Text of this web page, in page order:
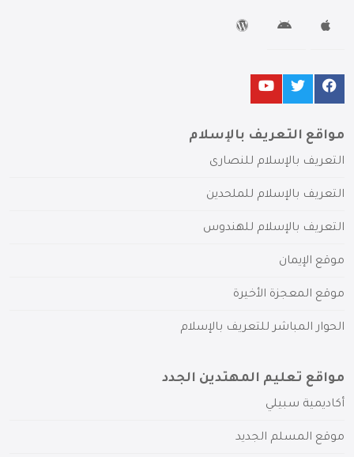
مواقع التعريف بالإسلام
التعريف بالإسلام للنصارى
التعريف بالإسلام للملحدين
التعريف بالإسلام للهندوس
موقع الإيمان
موقع المعجزة الأخيرة
الحوار المباشر للتعريف بالإسلام
مواقع تعليم المهتدين الجدد
أكاديمية سبيلي
موقع المسلم الجديد